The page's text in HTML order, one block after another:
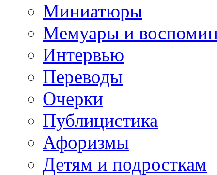
Миниатюры
Мемуары и
Интервью
Переводы
Очерки
Публицистика
Афоризмы
Детям и подросткам